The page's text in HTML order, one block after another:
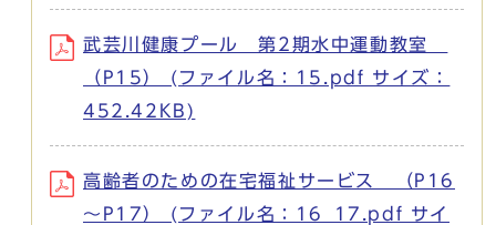
武芸川健康プール 第2期水中運動教室
（P15） (ファイル名：15.pdf サイズ：
452.42KB)
高齢者のための在宅福祉サービス （P16
～P17） (ファイル名：16_17.pdf サイ